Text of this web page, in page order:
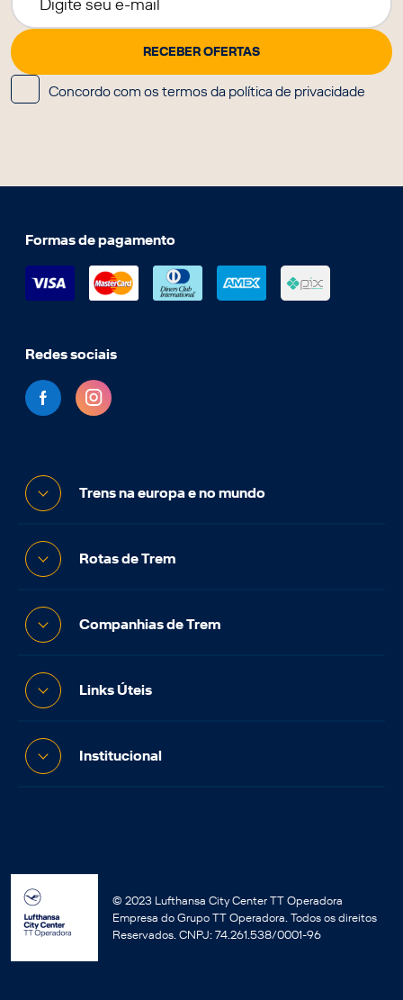
Concordo com os termos da política de privacidade
Formas de pagamento
Redes sociais
Trens na europa e no mundo
Rotas de Trem
Companhias de Trem
Links Úteis
Institucional
© 2023 Lufthansa City Center TT Operadora
Empresa do Grupo TT Operadora. Todos os direitos
Reservados. CNPJ: 74.261.538/0001-96